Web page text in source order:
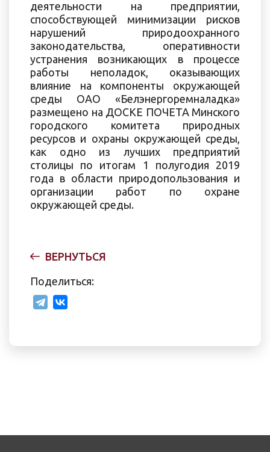
деятельности на предприятии,
способствующей минимизации рисков
нарушений природоохранного
законодательства, оперативности
устранения возникающих в процессе
работы неполадок, оказывающих
влияние на компоненты окружающей
среды ОАО «Белэнергоремналадка»
размещено на ДОСКЕ ПОЧЕТА Минского
городского комитета природных
ресурсов и охраны окружающей среды,
как одно из лучших предприятий
столицы по итогам 1 полугодия 2019
года в области природопользования и
организации работ по охране
окружающей среды.
ВЕРНУТЬСЯ
Поделиться: